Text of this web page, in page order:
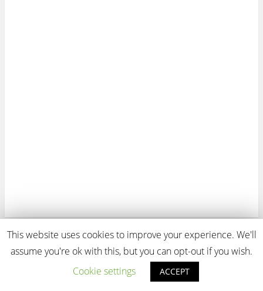
View Full Site
Proudly powered by WordPress
This website uses cookies to improve your experience. We'll
assume you're ok with this, but you can opt-out if you wish.
Cookie settings
ACCEPT